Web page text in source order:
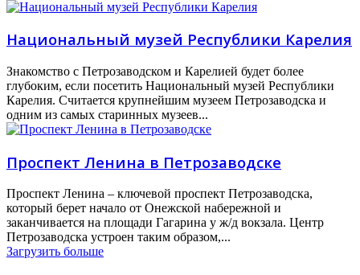
Национальный музей Республики Карелия
Знакомство с Петрозаводском и Карелией будет более
глубоким, если посетить Национальный музей Республики
Карелия. Считается крупнейшим музеем Петрозаводска и
одним из самых старинных музеев...
Проспект Ленина в Петрозаводске
Проспект Ленина – ключевой проспект Петрозаводска,
который берет начало от Онежской набережной и
заканчивается на площади Гагарина у ж/д вокзала. Центр
Петрозаводска устроен таким образом,...
Загрузить больше